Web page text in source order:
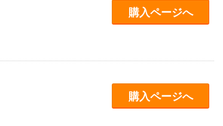
購入ページへ
購入ページへ